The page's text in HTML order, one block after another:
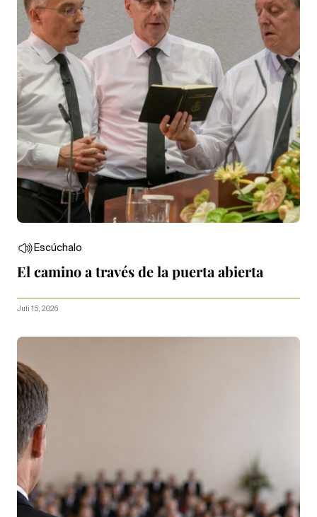
Escúchalo
El camino a través de la puerta abierta
Juli 15, 2026